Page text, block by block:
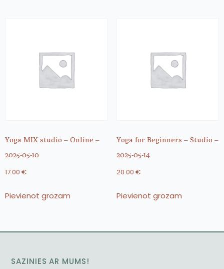
Yoga MIX studio – Online –
2025-05-10
17.00 €
Pievienot grozam
Yoga for Beginners – Studio –
2025-05-14
20.00 €
Pievienot grozam
SAZINIES AR MUMS!